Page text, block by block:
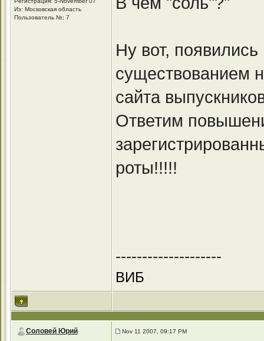
Из: Московская область
Пользователь №: 7
Ну вот,
существованием
сайта
Ответим
роты!!!!!
--------------------
ВИБ
Соловей Юрий Nov 11 2007, 09:17 PM